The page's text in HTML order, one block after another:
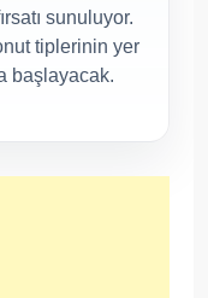
sunuluyor.
tiplerinin yer
başlayacak.